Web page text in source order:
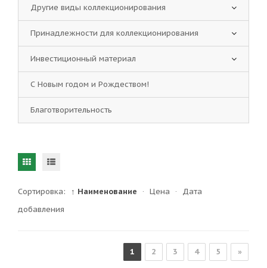
Сортировка: ↑ Наименование · Цена ·
Дата
добавления
1 2 3 4 5 »
Другие виды коллекционирования
Принадлежности для коллекционирования
Инвестиционный материал
С Новым годом и Рождеством!
Благотворительность